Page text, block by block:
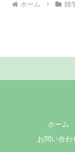
ホーム 雑
ホーム
お問い合わ